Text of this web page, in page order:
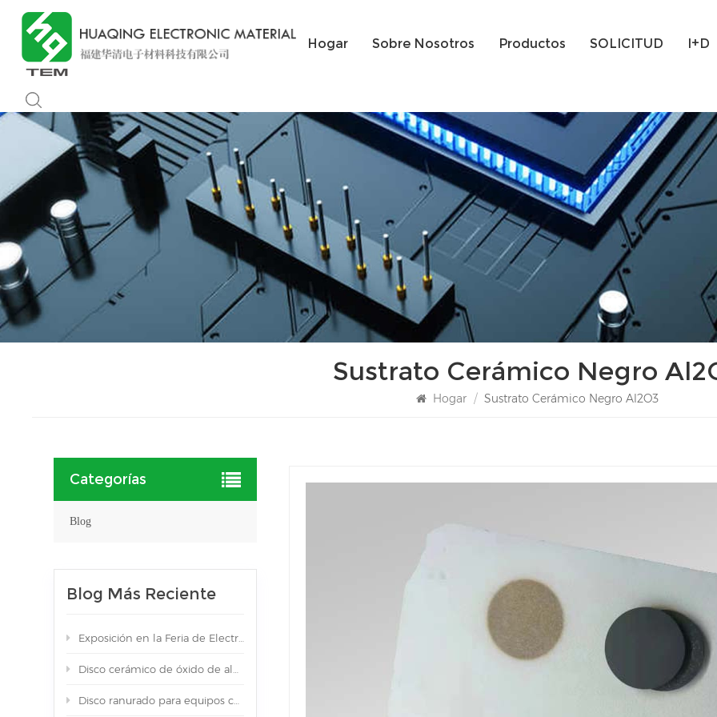
Hogar Sobre Nosotros Productos SOLICITUD I+D
Sustrato Cerámico Negro
Hogar / Sustrato Cerámico Negro Al2O3
Categorías
Blog
Blog Más Reciente
Exposición en la Feria de Electrónica de Múnich con el stand nº 139/2
Disco cerámico de óxido de aluminio de color negro de alta pureza
Disco ranurado para equipos cerámicos de nitruro de aluminio (AlN) semiconductor